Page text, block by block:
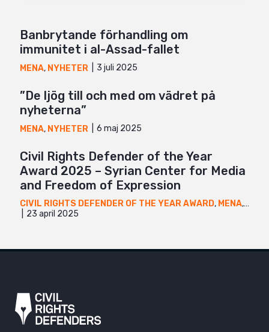
Banbrytande förhandling om
immunitet i al-Assad-fallet
MENA, NYHETER 3 juli 2025
”De ljög till och med om vädret på
nyheterna”
MENA, NYHETER 6 maj 2025
Civil Rights Defender of the Year
Award 2025 – Syrian Center for Media
and Freedom of Expression
CIVIL RIGHTS DEFENDER OF THE YEAR AWARD, MENA,
23 april 2025